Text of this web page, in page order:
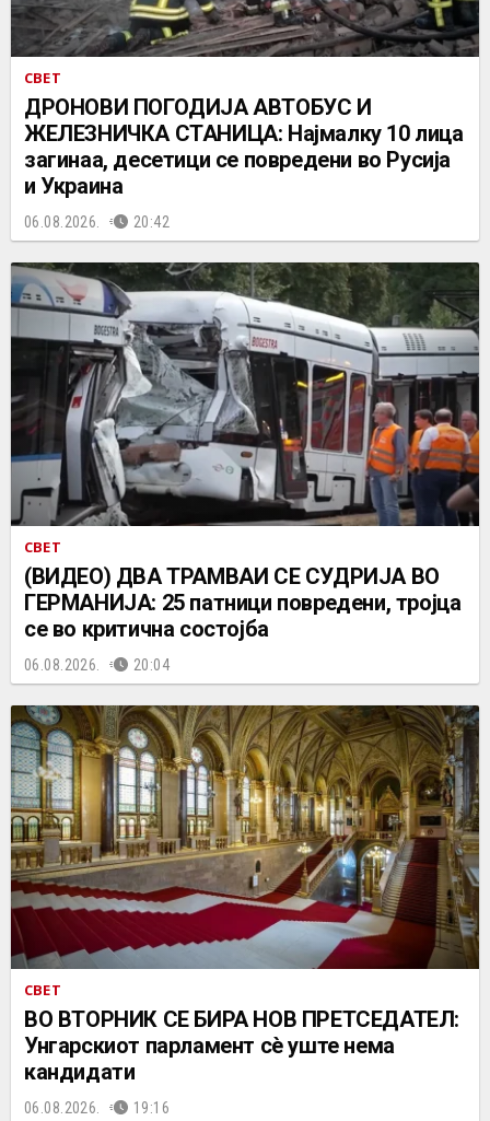
СВЕТ
ДРОНОВИ ПОГОДИЈА АВТОБУС И
ЖЕЛЕЗНИЧКА СТАНИЦА: Најмалку 10 лица
загинаа, десетици се повредени во Русија
и Украина
06.08.2026. 20:42
СВЕТ
(ВИДЕО) ДВА ТРАМВАИ СЕ СУДРИЈА ВО
ГЕРМАНИЈА: 25 патници повредени, тројца
се во критична состојба
06.08.2026. 20:04
СВЕТ
ВО ВТОРНИК СЕ БИРА НОВ ПРЕТСЕДАТЕЛ:
Унгарскиот парламент сè уште нема
кандидати
06.08.2026. 19:16